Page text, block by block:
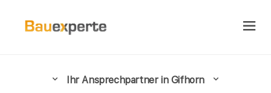
Ihr Ansprechpartner in Gifhorn